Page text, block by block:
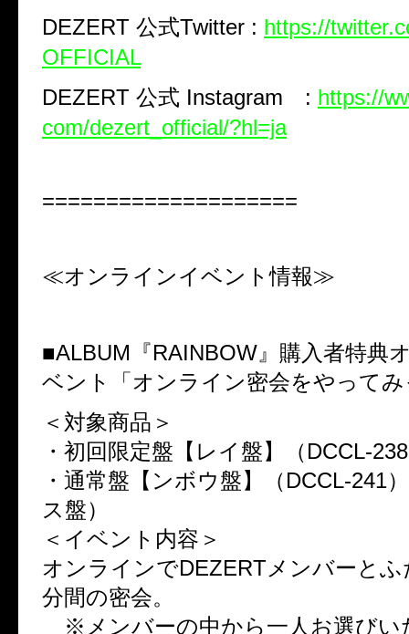
DEZERT 公式Twitter : https://
OFFICIAL
DEZERT 公式 Instagram : https://
com/dezert_official/?hl=ja
====================
≪オンラインイベント情報≫
■ALBUM『RAINBOW』購入者特典
ベント「オンライン密会をやって
＜対象商品＞
・初回限定盤【レイ盤】（DCCL-
・通常盤【ンボウ盤】（DCCL-241
ス盤）
＜イベント内容＞
オンラインでDEZERTメンバーと
分間の密会。
※メンバーの中から一人お選びい